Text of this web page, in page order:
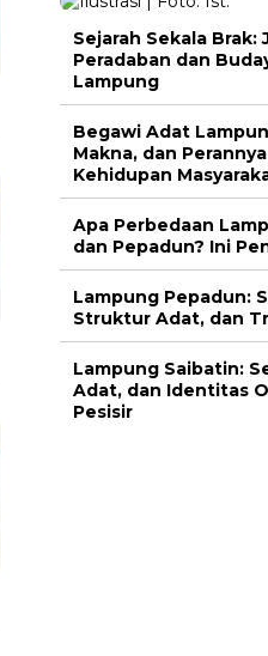
Sejarah Sekala Brak:
Peradaban dan
Lampung
Begawi Adat
Makna, dan
Kehidupan
Apa Perbedaan
dan Pepadun? Ini
Lampung Pepadun:
Struktur Adat, dan
Lampung Saibatin:
Adat, dan Identitas
Pesisir